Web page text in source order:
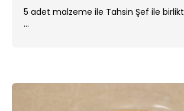
5 adet malzeme ile Tahsin Şef ile
...